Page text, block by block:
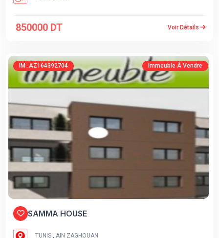
850000 DT Voir Détails
IM_AZ164392704 Immeuble À Vendre
SAMMA HOUSE
TUNIS , AIN ZAGHOUAN